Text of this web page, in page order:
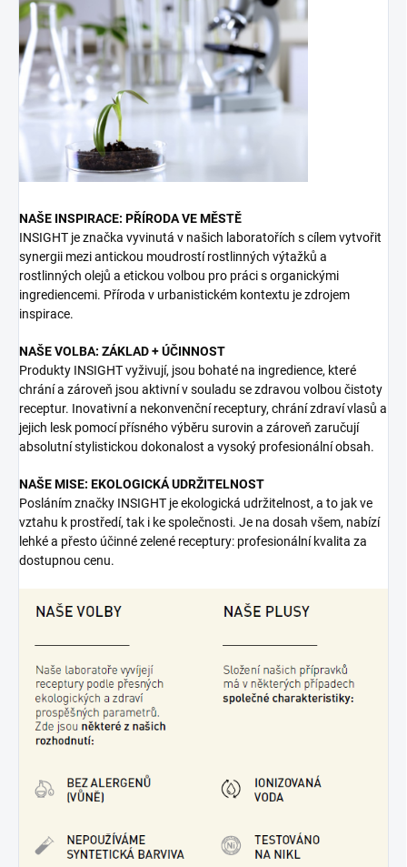
NAŠE INSPIRACE: PŘÍRODA VE MĚSTĚ
INSIGHT je značka vyvinutá v našich laboratořích s cílem vytvořit
synergii mezi antickou moudrostí rostlinných výtažků a
rostlinných olejů a etickou volbou pro práci s organickými
ingrediencemi. Příroda v urbanistickém kontextu je zdrojem
inspirace.
NAŠE VOLBA: ZÁKLAD + ÚČINNOST
Produkty INSIGHT vyživují, jsou bohaté na ingredience, které
chrání a zároveň jsou aktivní v souladu se zdravou volbou čistoty
receptur. Inovativní a nekonvenční receptury, chrání zdraví vlasů a
jejich lesk pomocí přísného výběru surovin a zároveň zaručují
absolutní stylistickou dokonalost a vysoký profesionální obsah.
NAŠE MISE: EKOLOGICKÁ UDRŽITELNOST
Posláním značky INSIGHT je ekologická udržitelnost, a to jak ve
vztahu k prostředí, tak i ke společnosti. Je na dosah všem, nabízí
lehké a přesto účinné zelené receptury: profesionální kvalita za
dostupnou cenu.